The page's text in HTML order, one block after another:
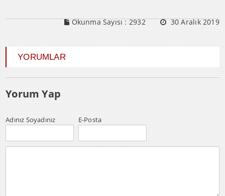
Okunma Sayısı :2932 30 Aralık 2019
YORUMLAR
Yorum Yap
Adınız Soyadınız E-Posta